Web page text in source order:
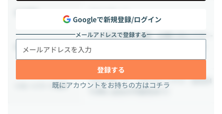
Googleで新規登録/ログイン
メールアドレスで登録する
登録する
既にアカウントをお持ちの方はコチラ
出社に関する補足情報
月１目安の全社会議、必要に応じてチー
ムミーティングの招集あり (2025年現
在、実施経験はありません)
リモートワーク条件
フルリモート・フルフレックス（全社M
TG時に出社の可能性あり）